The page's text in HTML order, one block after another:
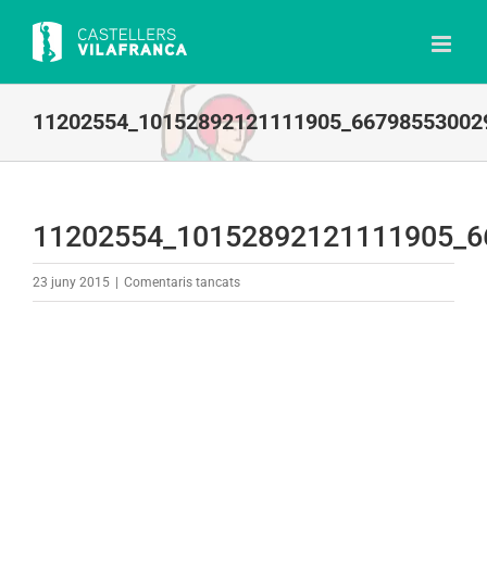
content
23 juny 2015 Comentaris tancatsa